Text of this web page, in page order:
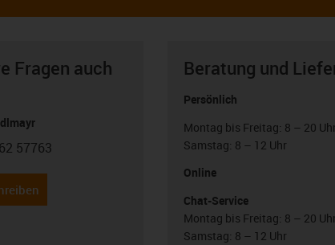
Fragen auch
57763
Beratung und
Persönlich
Montag bis Freitag: 8 – 20 Uhr
Samstag: 8 – 12 Uhr
Online
Chat-Service
Montag bis Freitag: 8 – 20 Uhr
Samstag: 8 – 12 Uhr